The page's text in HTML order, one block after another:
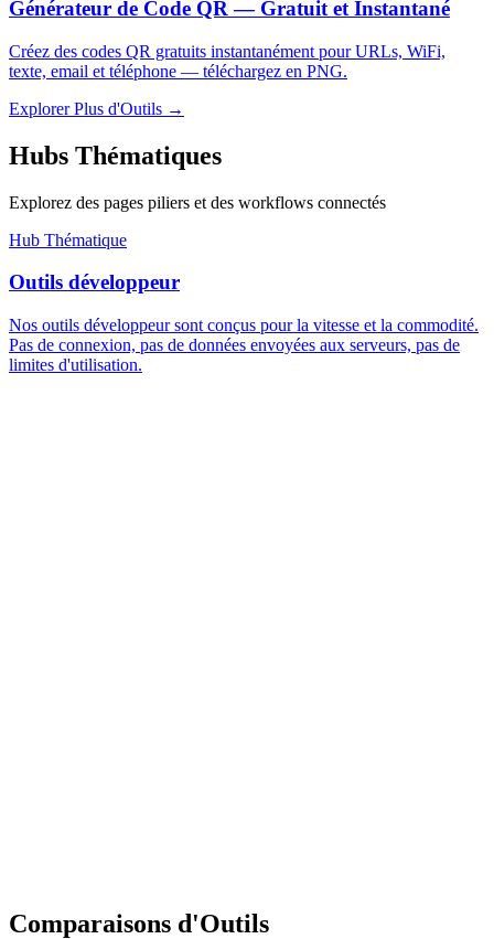
Générateur de Code QR — Gratuit et Instantané
Créez des codes QR gratuits instantanément pour URLs, WiFi,
texte, email et téléphone — téléchargez en PNG.
Explorer Plus d'Outils →
Hubs Thématiques
Explorez des pages piliers et des workflows connectés
Hub Thématique
Outils développeur
Nos outils développeur sont conçus pour la vitesse et la commodité.
Pas de connexion, pas de données envoyées aux serveurs, pas de
limites d'utilisation.
Comparaisons d'Outils